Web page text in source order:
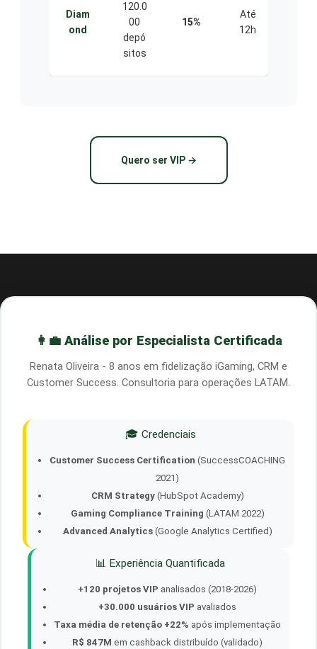
Diam
ond
120.0
00
depó
sitos
15%
Até
12h
Quero ser VIP →
👩‍💼 Análise por Especialista Certificada
Renata Oliveira - 8 anos em fidelização iGaming, CRM e
Customer Success. Consultoria para operações LATAM.
🎓 Credenciais
Customer Success Certification (SuccessCOACHING
2021)
CRM Strategy(HubSpot Academy)
Gaming Compliance Training (LATAM 2022)
Advanced Analytics(Google Analytics Certified)
📊 Experiência Quantificada
+120 projetos VIP analisados (2018-2026)
+30.000 usuários VIP avaliados
Taxa média de retenção +22% após implementação
R$ 847M em cashback distribuído (validado)